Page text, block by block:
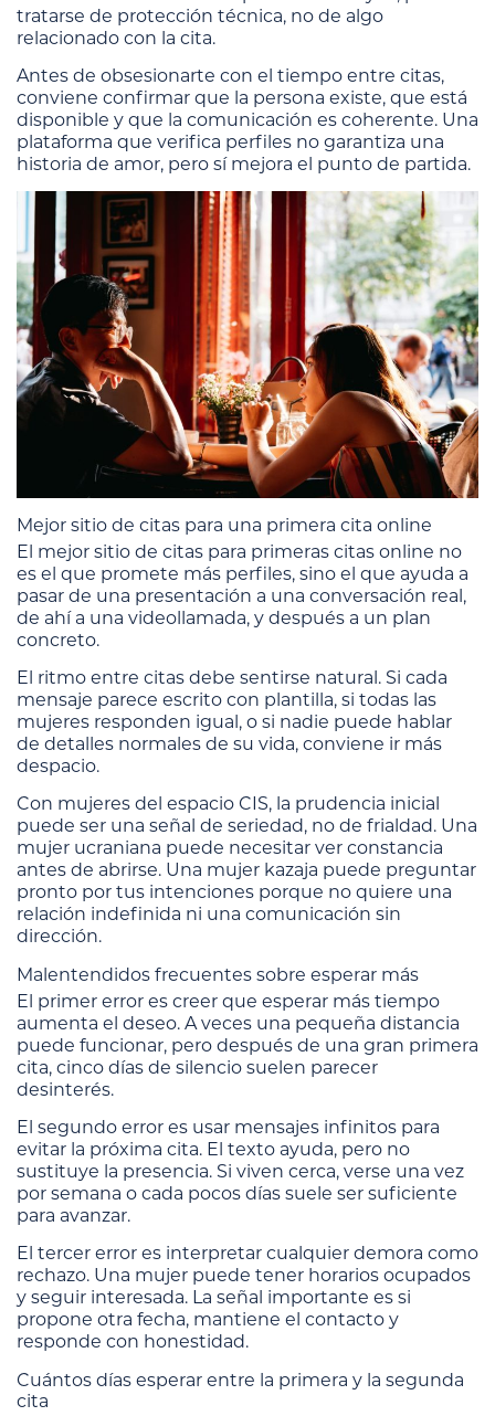
tratarse de protección técnica, no de algo
relacionado con la cita.
Antes de obsesionarte con el tiempo entre citas,
conviene confirmar que la persona existe, que está
disponible y que la comunicación es coherente. Una
plataforma que verifica perfiles no garantiza una
historia de amor, pero sí mejora el punto de partida.
Mejor sitio de citas para una primera cita online
El mejor sitio de citas para primeras citas online no
es el que promete más perfiles, sino el que ayuda a
pasar de una presentación a una conversación real,
de ahí a una videollamada, y después a un plan
concreto.
El ritmo entre citas debe sentirse natural. Si cada
mensaje parece escrito con plantilla, si todas las
mujeres responden igual, o si nadie puede hablar
de detalles normales de su vida, conviene ir más
despacio.
Con mujeres del espacio CIS, la prudencia inicial
puede ser una señal de seriedad, no de frialdad. Una
mujer ucraniana puede necesitar ver constancia
antes de abrirse. Una mujer kazaja puede preguntar
pronto por tus intenciones porque no quiere una
relación indefinida ni una comunicación sin
dirección.
Malentendidos frecuentes sobre esperar más
El primer error es creer que esperar más tiempo
aumenta el deseo. A veces una pequeña distancia
puede funcionar, pero después de una gran primera
cita, cinco días de silencio suelen parecer
desinterés.
El segundo error es usar mensajes infinitos para
evitar la próxima cita. El texto ayuda, pero no
sustituye la presencia. Si viven cerca, verse una vez
por semana o cada pocos días suele ser suficiente
para avanzar.
El tercer error es interpretar cualquier demora como
rechazo. Una mujer puede tener horarios ocupados
y seguir interesada. La señal importante es si
propone otra fecha, mantiene el contacto y
responde con honestidad.
Cuántos días esperar entre la primera y la segunda
cita